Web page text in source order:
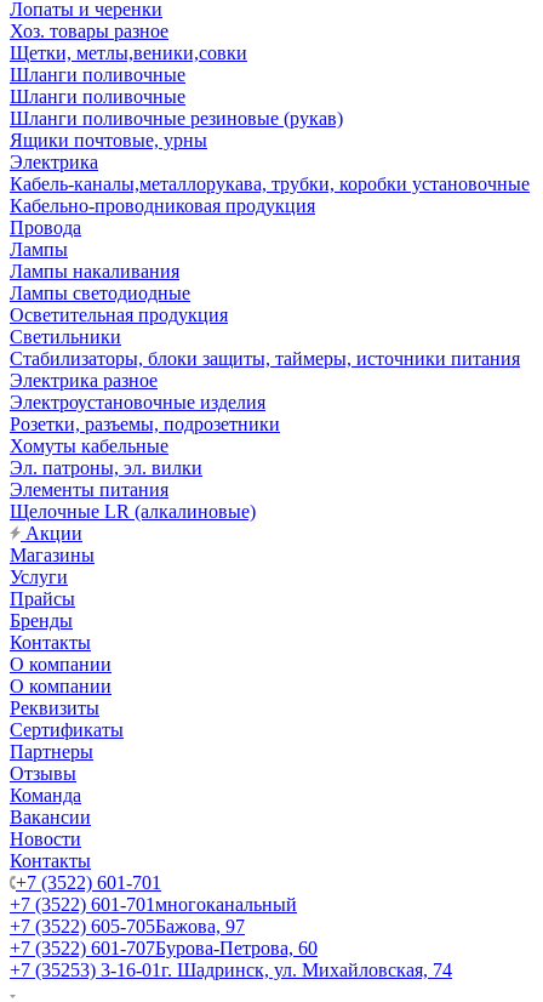
Лопаты и черенки
Хоз. товары разное
Щетки, метлы,веники,совки
Шланги поливочные
Шланги поливочные
Шланги поливочные резиновые (рукав)
Ящики почтовые, урны
Электрика
Кабель-каналы,металлорукава, трубки, коробки установочные
Кабельно-проводниковая продукция
Провода
Лампы
Лампы накаливания
Лампы светодиодные
Осветительная продукция
Светильники
Стабилизаторы, блоки защиты, таймеры, источники питания
Электрика разное
Электроустановочные изделия
Розетки, разъемы, подрозетники
Хомуты кабельные
Эл. патроны, эл. вилки
Элементы питания
Щелочные LR (алкалиновые)
Акции
Магазины
Услуги
Прайсы
Бренды
Контакты
О компании
О компании
Реквизиты
Сертификаты
Партнеры
Отзывы
Команда
Вакансии
Новости
Контакты
+7 (3522) 601-701
+7 (3522) 601-701многоканальный
+7 (3522) 605-705Бажова, 97
+7 (3522) 601-707Бурова-Петрова, 60
+7 (35253) 3-16-01г. Шадринск, ул. Михайловская, 74